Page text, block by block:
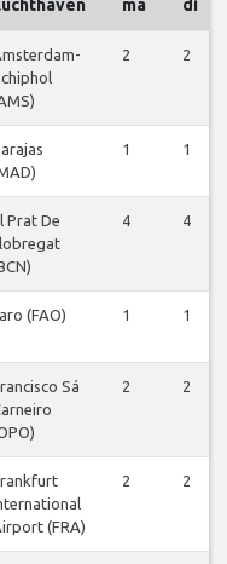
ma di
2 2
1 1
Prat De
4 4
(FAO) 1 1
Sá
2 2
(FRA)
2 2